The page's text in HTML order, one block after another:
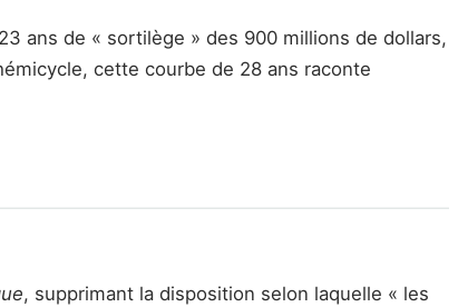
ans de « sortilège » des 900 millions de dollars,
cette courbe de 28 ans raconte
, supprimant la disposition selon laquelle « les